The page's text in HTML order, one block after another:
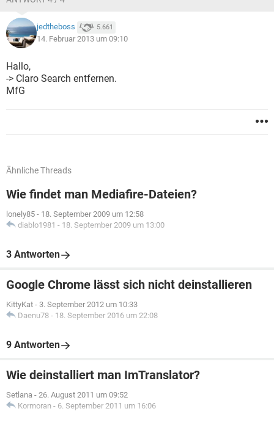
jedtheboss 5.661
14. Februar 2013 um 09:10
Hallo,
-> Claro Search entfernen.
MfG
Ähnliche Threads
Wie findet man Mediafire-Dateien?
lonely85 - 18. September 2009 um 12:58
diablo1981 - 18. September 2009 um 13:00
3 Antworten
Google Chrome lässt sich nicht deinstallieren
KittyKat - 3. September 2012 um 10:33
Daenu78 - 18. September 2016 um 22:08
9 Antworten
Wie deinstalliert man ImTranslator?
Setlana - 26. August 2011 um 09:52
Kormoran - 6. September 2011 um 16:06